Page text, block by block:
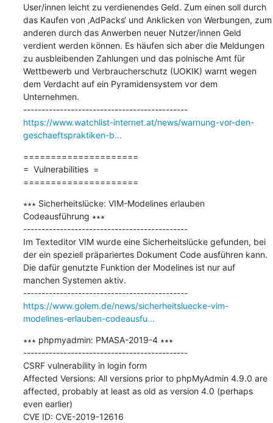
User/innen leicht zu verdienendes Geld. Zum einen soll durch
das Kaufen von ‚AdPacks‘ und Anklicken von Werbungen, zum
anderen durch das Anwerben neuer Nutzer/innen Geld
verdient werden können. Es häufen sich aber die Meldungen
zu ausbleibenden Zahlungen und das polnische Amt für
Wettbewerb und Verbraucherschutz (UOKIK) warnt wegen
dem Verdacht auf ein Pyramidensystem vor dem
Unternehmen.
---------------------------------------------
https://www.watchlist-internet.at/news/warnung-vor-den-
geschaeftspraktiken-b...
=====================
=  Vulnerabilities  =
=====================
∗∗∗ Sicherheitslücke: VIM-Modelines erlauben
Codeausführung ∗∗∗
---------------------------------------------
Im Texteditor VIM wurde eine Sicherheitslücke gefunden, bei
der ein speziell präpariertes Dokument Code ausführen kann.
Die dafür genutzte Funktion der Modelines ist nur auf
manchen Systemen aktiv.
---------------------------------------------
https://www.golem.de/news/sicherheitsluecke-vim-
modelines-erlauben-codeausfu...
∗∗∗ phpmyadmin: PMASA-2019-4 ∗∗∗
---------------------------------------------
CSRF vulnerability in login form
Affected Versions: All versions prior to phpMyAdmin 4.9.0 are
affected, probably at least as old as version 4.0 (perhaps
even earlier)
CVE ID: CVE-2019-12616